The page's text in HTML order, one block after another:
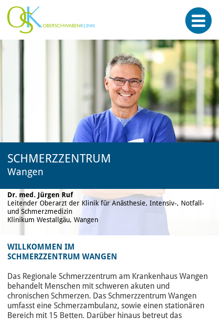
SCHMERZZENTRUM
Wangen
Dr. med. Jürgen Ruf
Leitender Oberarzt der Klinik für Anästhesie, Intensiv-, Notfall-
und Schmerzmedizin
Klinikum Westallgäu, Wangen
WILLKOMMEN IM
SCHMERZZENTRUM WANGEN
Das Regionale Schmerzzentrum am Krankenhaus Wangen
behandelt Menschen mit schweren akuten und
chronischen Schmerzen. Das Schmerzzentrum Wangen
umfasst eine Schmerzambulanz, sowie einen stationären
Bereich mit 15 Betten. Darüber hinaus betreut das